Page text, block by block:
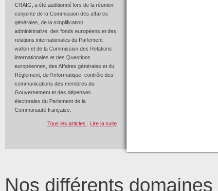
CRAIG, a été auditionné lors de la réunion
conjointe de la Commission des affaires
générales, de la simplification
administrative, des fonds européens et des
relations internationales du Parlement
wallon et de la Commission des Relations
internationales et des Questions
européennes, des Affaires générales et du
Règlement, de l'Informatique, contrôle des
communications des membres du
Gouvernement et des dépenses
électorales du Parlement de la
Communauté française.
Tous les articles | Lire la suite
Nos différents